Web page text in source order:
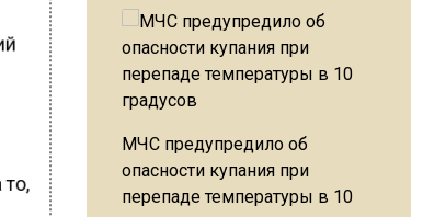
МЧС предупредило об
опасности купания при
перепаде температуры в 10